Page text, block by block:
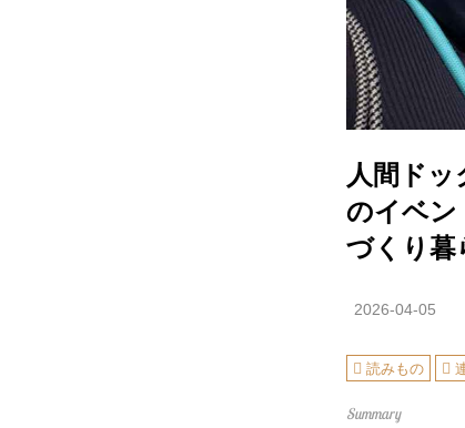
人間ドッ
のイベン
づくり暮
2026-04-05
読みもの